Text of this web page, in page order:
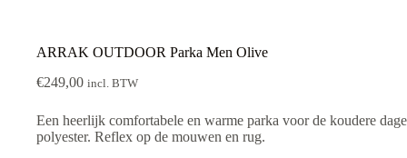
ARRAK OUTDOOR Parka Men Olive
€249,00 incl. BTW
Een heerlijk comfortabele en warme parka voor de koudere
polyester. Reflex op de mouwen en rug.